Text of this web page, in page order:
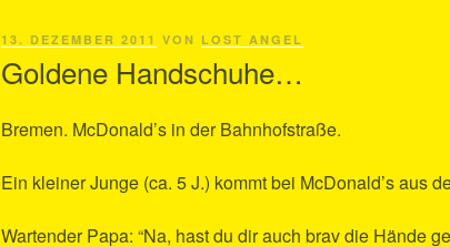
VERÖFFENTLICHT
13. DEZEMBER 2011 VON LOST ANGEL
Goldene Handschuhe…
Bremen. McDonald’s in der Bahnhofstraße.
Ein kleiner Junge (ca. 5 J.) kommt bei McDonald’s aus
Wartender Papa: “Na, hast du dir auch brav die Hände